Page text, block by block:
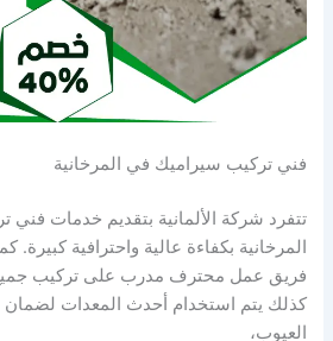
فني تركيب سيراميك في المرخانية
تتفرد شركة الألمانية بتقديم خدمات
المرخانية بكفاءة عالية واحترافية كبيرة.
فريق عمل محترف مدرب على تركيب جميع
كذلك يتم استخدام أحدث المعدات لضمان
العيوب،